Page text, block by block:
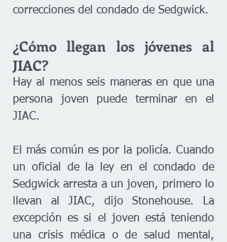
correcciones del condado de Sedgwick.
¿Cómo llegan los jóvenes al
JIAC?
Hay al menos seis maneras en que una
persona joven puede terminar en el
JIAC.
El más común es por la policía. Cuando
un oficial de la ley en el condado de
Sedgwick arresta a un joven, primero lo
llevan al JIAC, dijo Stonehouse. La
excepción es si el joven está teniendo
una crisis médica o de salud mental,